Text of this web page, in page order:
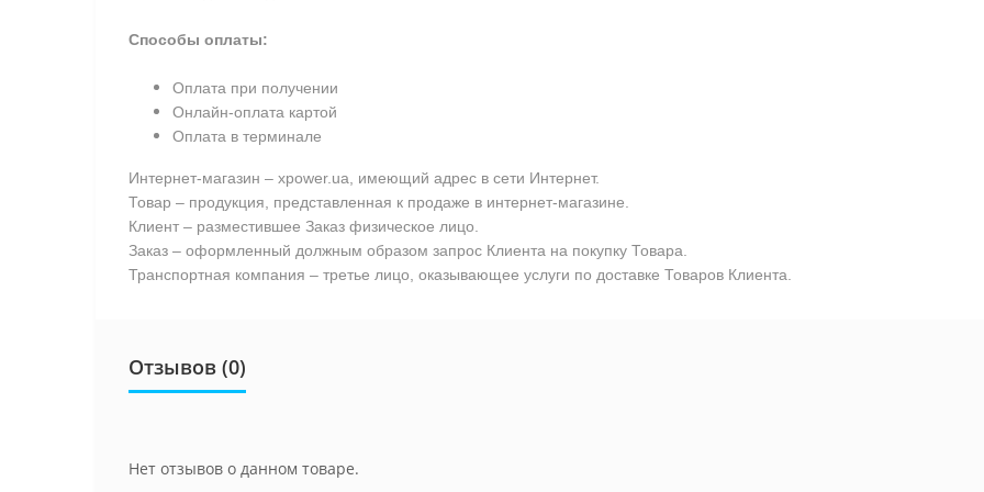
Способы оплаты:
Оплата при получении
Онлайн-оплата картой
Оплата в терминале
Интернет-магазин – xpower.ua, имеющий адрес в сети Интернет.
Товар – продукция, представленная к продаже в интернет-магазине.
Клиент – разместившее Заказ физическое лицо.
Заказ – оформленный должным образом запрос Клиента на покупку Товара.
Транспортная компания – третье лицо, оказывающее услуги по доставке Товаров Клиента.
Отзывов (0)
Нет отзывов о данном товаре.